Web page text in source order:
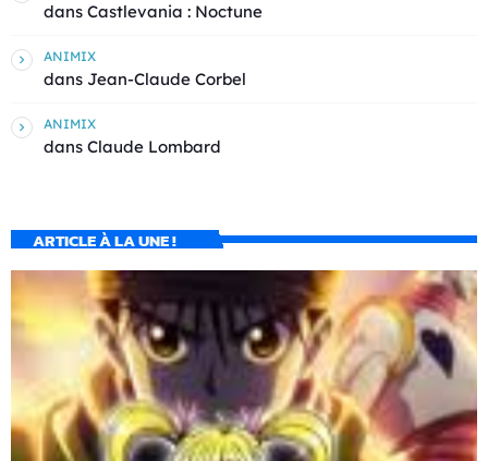
dans Castlevania : Noctune
ANIMIX
dans Jean-Claude Corbel
ANIMIX
dans Claude Lombard
ARTICLE À LA UNE !